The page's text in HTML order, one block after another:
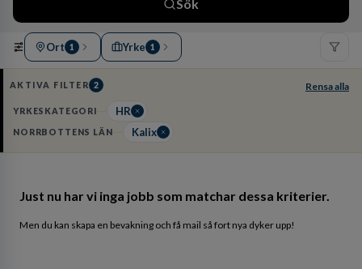
Sök
Ort 1 Yrke 1
AKTIVA FILTER 2 Rensa alla
YRKESKATEGORI HR
NORRBOTTENS LÄN Kalix
Just nu har vi inga jobb som matchar dessa kriterier.
Men du kan skapa en bevakning och få mail så fort nya dyker upp!